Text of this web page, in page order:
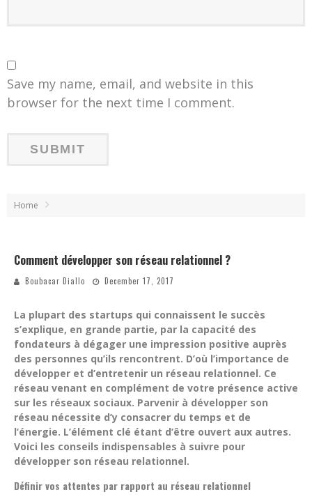
Save my name, email, and website in this
browser for the next time I comment.
Home
Comment développer son réseau relationnel ?
Boubacar Diallo December 17, 2017
La plupart des startups qui connaissent le succès
s’explique, en grande partie, par la capacité des
fondateurs à dégager une impression positive auprès
des personnes qu’ils rencontrent. D’où l’importance de
développer et d’entretenir un réseau relationnel. Ce
réseau venant en complément de votre présence active
sur les réseaux sociaux. Parvenir à développer son
réseau nécessite d’y consacrer du temps et de
l’énergie. L’élément clé étant d’être ouvert aux autres.
Voici les conseils indispensables à suivre pour
développer son réseau relationnel.
Définir vos attentes par rapport au réseau relationnel